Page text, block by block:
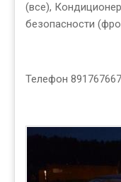
(все),
безопасности
Телефон